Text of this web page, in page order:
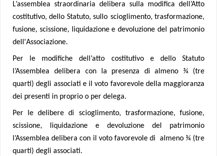
L’assemblea straordinaria delibera sulla modifica dell’Atto
costitutivo, dello Statuto, sullo scioglimento, trasformazione,
fusione, scissione, liquidazione e devoluzione del patrimonio
dell'Associazione.
Per le modifiche dell’atto costitutivo e dello Statuto
l’Assemblea delibera
con la presenza di almeno ¾ (tre
quarti) degli associati e il voto favorevole della maggioranza
dei presenti in proprio o per delega.
Per le delibere di
scioglimento, trasformazione, fusione,
scissione, liquidazione e devoluzione del patrimonio
l’Assemblea delibera con il voto favorevole di almeno ¾ (tre
quarti) degli associati.